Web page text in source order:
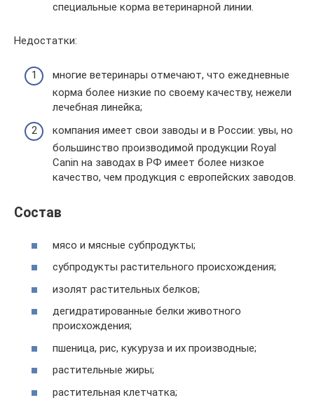
специальные корма ветеринарной линии.
Недостатки:
многие ветеринары отмечают, что ежедневные
корма более низкие по своему качеству, нежели
лечебная линейка;
компания имеет свои заводы и в России: увы, но
большинство производимой продукции Royal
Canin на заводах в РФ имеет более низкое
качество, чем продукция с европейских заводов.
Состав
мясо и мясные субпродукты;
субпродукты растительного происхождения;
изолят растительных белков;
дегидратированные белки животного
происхождения;
пшеница, рис, кукуруза и их производные;
растительные жиры;
растительная клетчатка;